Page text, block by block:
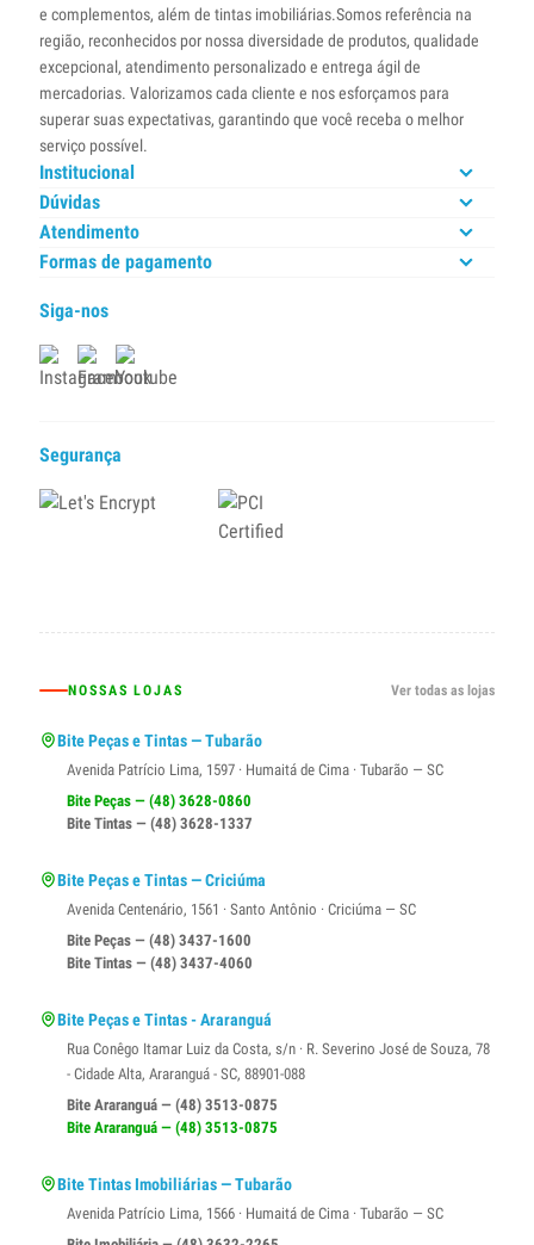
e complementos, além de tintas imobiliárias.Somos referência na
região, reconhecidos por nossa diversidade de produtos, qualidade
excepcional, atendimento personalizado e entrega ágil de
mercadorias. Valorizamos cada cliente e nos esforçamos para
superar suas expectativas, garantindo que você receba o melhor
serviço possível.
Institucional
Dúvidas
Atendimento
Formas de pagamento
Siga-nos
Segurança
NOSSAS LOJAS Ver todas as lojas
Bite Peças e Tintas — Tubarão
Avenida Patrício Lima, 1597 · Humaitá de Cima · Tubarão — SC
Bite Peças — (48) 3628-0860
Bite Tintas — (48) 3628-1337
Bite Peças e Tintas — Criciúma
Avenida Centenário, 1561 · Santo Antônio · Criciúma — SC
Bite Peças — (48) 3437-1600
Bite Tintas — (48) 3437-4060
Bite Peças e Tintas - Araranguá
Rua Conêgo Itamar Luiz da Costa, s/n · R. Severino José de Souza, 78
- Cidade Alta, Araranguá - SC, 88901-088
Bite Araranguá — (48) 3513-0875
Bite Araranguá — (48) 3513-0875
Bite Tintas Imobiliárias — Tubarão
Avenida Patrício Lima, 1566 · Humaitá de Cima · Tubarão — SC